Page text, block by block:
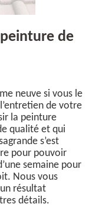
de
neuve si vous le
de votre
la peinture
qualité et qui
s’est
pour pouvoir
semaine pour
Nous vous
résultat
détails.